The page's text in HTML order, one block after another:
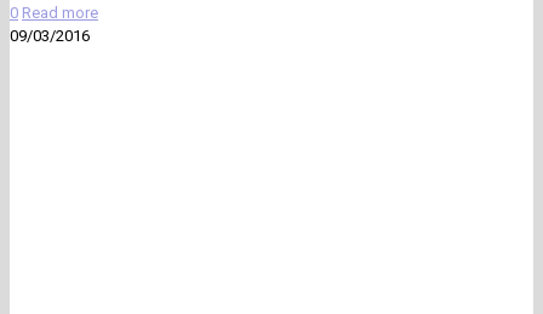
0 Read more
09/03/2016